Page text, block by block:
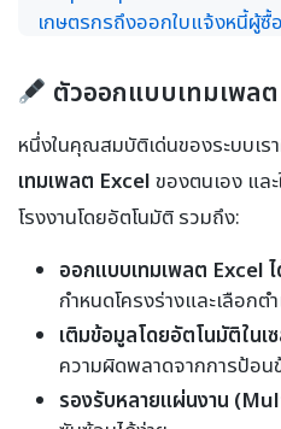
เกษตรกรถึงออกใบแจ้งหนี้ผู้ซื้อ
ตัวออกแบบเทมเพล
หนึ่งในคุณสมบัติเด่นของระบบเร
เทมเพลต Excel ของตนเอง แล
โรงงานโดยอัตโนมัติ รวมถึง:
ออกแบบเทมเพลต Excel ไ
กำหนดโครงร่างและเลือกต
เติมข้อมูลโดยอัตโนมัติในเ
ความผิดพลาดจากการป้อ
รองรับหลายแผ่นงาน